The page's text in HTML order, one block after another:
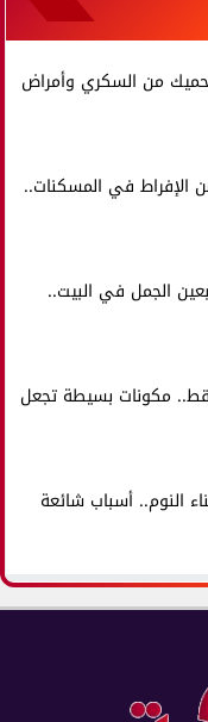
من السكري وأمراض
الإفراط في المسكنات..
الجمل في البيت..
مكونات بسيطة تجعل
النوم.. أسباب شائعة